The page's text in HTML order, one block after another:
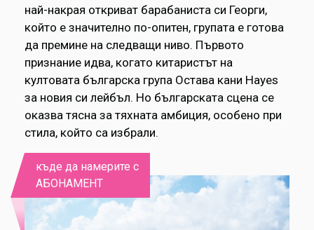
най-накрая откриват барабаниста си Георги,
който е значително по-опитен, групата е готова
да премине на следващи ниво. Първото
признание идва, когато китаристът на
култовата българска група Остава кани Hayes
за новия си лейбъл. Но българската сцена се
оказва тясна за тяхната амбиция, особено при
стила, който са избрали.
къде да намерите с
АБОНАМЕНТ